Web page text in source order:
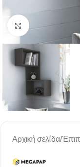
Κλικ για
Αρχική σελίδα/